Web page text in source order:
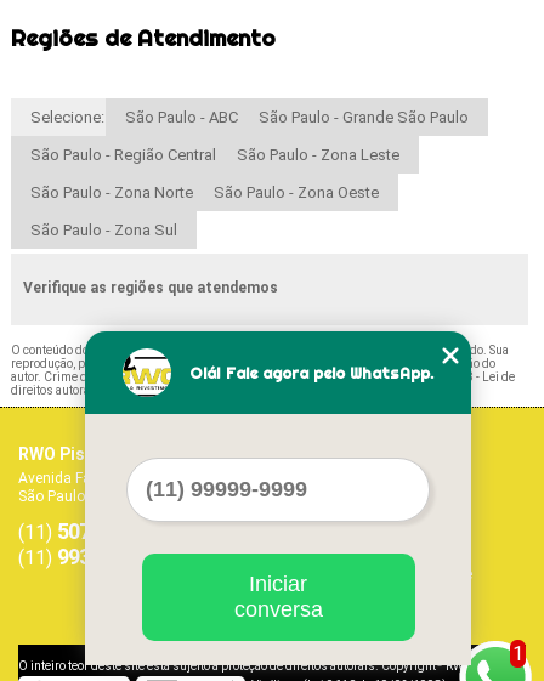
Regiões de Atendimento
Selecione: São Paulo - ABC São Paulo - Grande São Paulo
São Paulo - Região Central São Paulo - Zona Leste
São Paulo - Zona Norte São Paulo - Zona Oeste
São Paulo - Zona Sul
Verifique as regiões que atendemos
O conteúdo do texto " Telefone de Loja de Piso Absolute Luz
" é de direito reservado. Sua
reprodução, parcial ou total, mesmo citando nossos links, é proibida sem a autorização do
autor. Crime de violação de direito autoral – artigo 184 do Código Penal –Lei 9610/98 - Lei de
direitos autorais
RWO Pisos Vinílicos
Avenida Fagundes Filho, 1017 - Vila Monte Alegre
São Paulo - SP - CEP: 04304-011
(11) 5071-1468
(11) 99379-9303
Home
Empresa
Missão
Serviços
Contato
Mapa do site
O inteiro teor deste site está sujeito à proteção de direitos autorais. Copyright RWO Pisos
1
Olá! Fale agora pelo WhatsApp.
Iniciar
conversa